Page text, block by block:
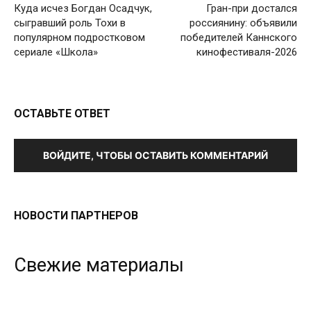
Куда исчез Богдан Осадчук,
сыгравший роль Тохи в
популярном подростковом
сериале «Школа»
Гран-при достался
россиянину: объявили
победителей Каннского
кинофестиваля-2026
ОСТАВЬТЕ ОТВЕТ
ВОЙДИТЕ, ЧТОБЫ ОСТАВИТЬ КОММЕНТАРИЙ
НОВОСТИ ПАРТНЕРОВ
Свежие материалы